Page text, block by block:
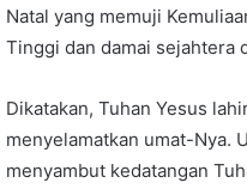
Natal yang memuji
Tinggi dan damai sejahtera
Dikatakan, Tuhan Yesus
menyelamatkan umat-Nya.
menyambut kedatangan